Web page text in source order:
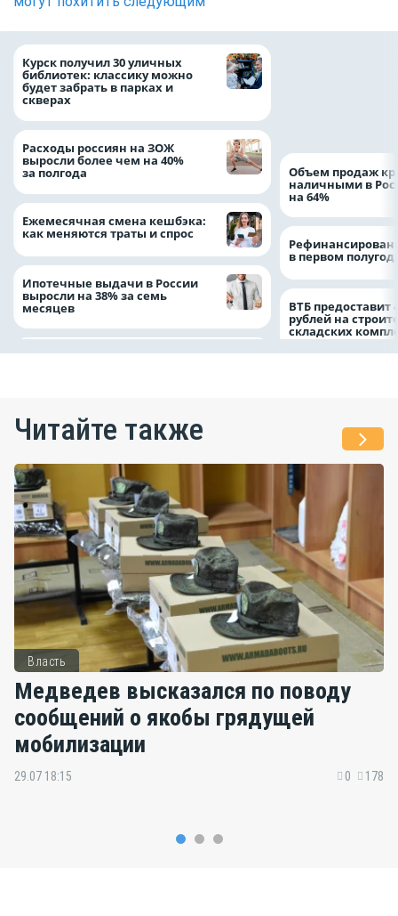
Курск получил 30 уличных
библиотек: классику можно
будет забрать в парках и
скверах
Расходы россиян на ЗОЖ
выросли более чем на 40%
за полгода
Ежемесячная смена кешбэка:
как меняются траты и спрос
Ипотечные выдачи в России
выросли на 38% за семь
месяцев
Объем продаж
наличными в
на 64%
в первом
ВТБ предоставит
рублей на
складских
Читайте также
Власть
Медведев высказался по поводу
сообщений о якобы грядущей
мобилизации
29.07 18:15 0 178